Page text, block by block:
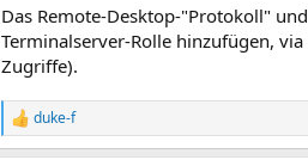
Das Remote-Desktop-"Protokoll"
Terminalserver-Rolle hinzufügen,
Zugriffe).
R
e
duke-f